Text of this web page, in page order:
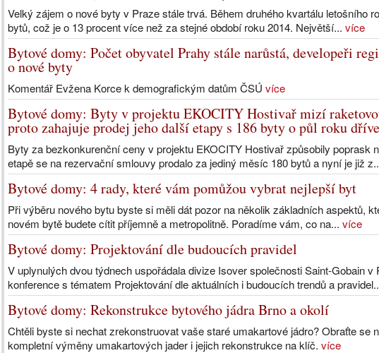
Velký zájem o nové byty v Praze stále trvá. Během druhého kvartálu letošního
bytů, což je o 13 procent více než za stejné období roku 2014. Největší... více
Bytové domy: Počet obyvatel Prahy stále narůstá, developeři
o nové byty
Komentář Evžena Korce k demografickým datům ČSÚ více
Bytové domy: Byty v projektu EKOCITY Hostivař mizí
proto zahajuje prodej jeho další etapy s 186 byty o půl roku dříve
Byty za bezkonkurenční ceny v projektu EKOCITY Hostivař způsobily poprask
etapě se na rezervační smlouvy prodalo za jediný měsíc 180 bytů a nyní je již
Bytové domy: 4 rady, které vám pomůžou vybrat nejlepší byt
Při výběru nového bytu byste si měli dát pozor na několik základních aspektů,
novém bytě budete cítit příjemně a metropolitně. Poradíme vám, co na... více
Bytové domy: Projektování dle budoucích pravidel
V uplynulých dvou týdnech uspořádala divize Isover společnosti Saint-Gobain
konference s tématem Projektování dle aktuálních i budoucích trendů a
Bytové domy: Rekonstrukce bytového jádra Brno a okolí
Chtěli byste si nechat zrekonstruovat vaše staré umakartové jádro? Obraťte se
kompletní výměny umakartových jader i jejich rekonstrukce na klíč. více